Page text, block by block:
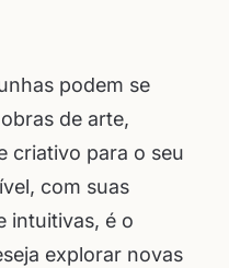
podem se
de arte,
criativo para o seu
com suas
intuitivas, é o
explorar novas